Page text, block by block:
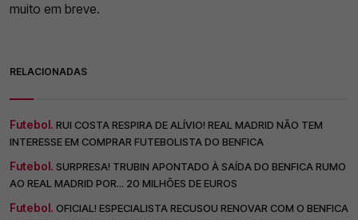
muito em breve.
RELACIONADAS
Futebol. RUI COSTA RESPIRA DE ALÍVIO! REAL MADRID NÃO TEM
INTERESSE EM COMPRAR FUTEBOLISTA DO BENFICA
Futebol. SURPRESA! TRUBIN APONTADO À SAÍDA DO BENFICA RUMO
AO REAL MADRID POR... 20 MILHÕES DE EUROS
Futebol. OFICIAL! ESPECIALISTA RECUSOU RENOVAR COM O BENFICA